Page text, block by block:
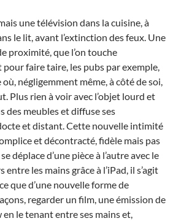
une télévision dans la cuisine, à
le lit, avant l’extinction des feux. Une
proximité, que l’on touche
faire taire, les pubs par exemple,
où, négligemment même, à côté de soi,
Plus rien à voir avec l’objet lourd et
des meubles et diffuse ses
et distant. Cette nouvelle intimité
et décontracté, fidèle mais pas
déplace d’une pièce à l’autre avec le
les mains grâce à l’iPad, il s’agit
que d’une nouvelle forme de
regarder un film, une émission de
le tenant entre ses mains et,